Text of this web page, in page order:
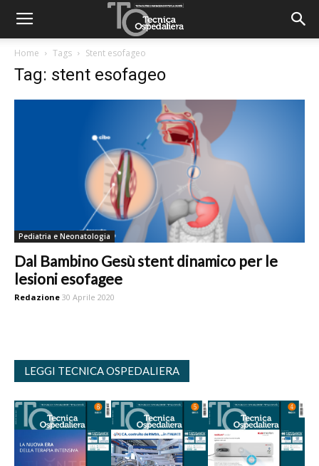
Home Tags Stent esofageo
Tag: stent esofageo
Pediatria e Neonatologia
Dal Bambino Gesù stent dinamico per le
lesioni esofagee
Redazione 30 Aprile 2020
LEGGI TECNICA OSPEDALIERA